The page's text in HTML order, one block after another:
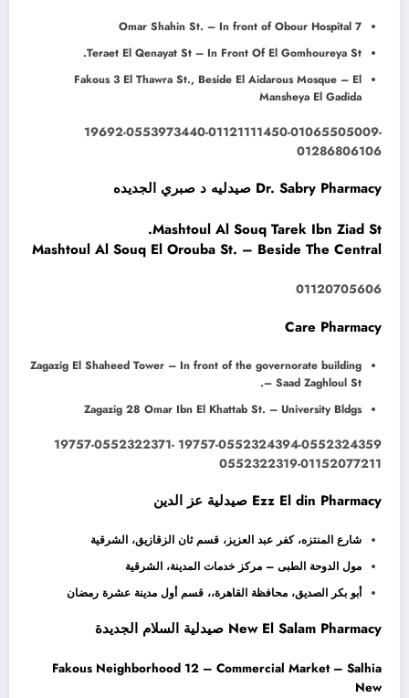
7 Omar Shahin St. – In front of Obour Hospital
Teraet El Qenayat St – In Front Of El Gomhoureya St.
Fakous 3 El Thawra St., Beside El Aidarous Mosque – El
Mansheya El Gadida
19692-0553973440-01121111450-01065505009-
01286806106
Dr. Sabry Pharmacy صيدليه د صبري الجديده
Mashtoul Al Souq Tarek Ibn Ziad St.
Mashtoul Al Souq El Orouba St. – Beside The Central
01120705606
Care Pharmacy
Zagazig El Shaheed Tower – In front of the governorate building
– Saad Zaghloul St.
Zagazig 28 Omar Ibn El Khattab St. – University Bldgs
19757-0552324394-0552324359 19757-0552322371-
0552322319-01152077211
Ezz El din Pharmacy صيدلية عز الدين
شارع المنتزه، كفر عبد العزيز، قسم ثان الزقازيق، الشرقية
مول الدوحة الطبى – مركز خدمات المدينة، الشرقية
أبو بكر الصديق، محافظة القاهرة‬،، قسم أول مدينة عشرة رمضان
New El Salam Pharmacy صيدلية السلام الجديدة
Fakous Neighborhood 12 – Commercial Market – Salhia
New